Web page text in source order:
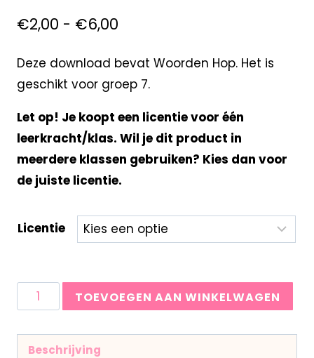
€2,00 - €6,00
Deze download bevat Woorden Hop. Het is
geschikt voor groep 7.
Let op! Je koopt een licentie voor één
leerkracht/klas. Wil je dit product in
meerdere klassen gebruiken? Kies dan voor
de juiste licentie.
Licentie
TOEVOEGEN AAN WINKELWAGEN
Beschrijving